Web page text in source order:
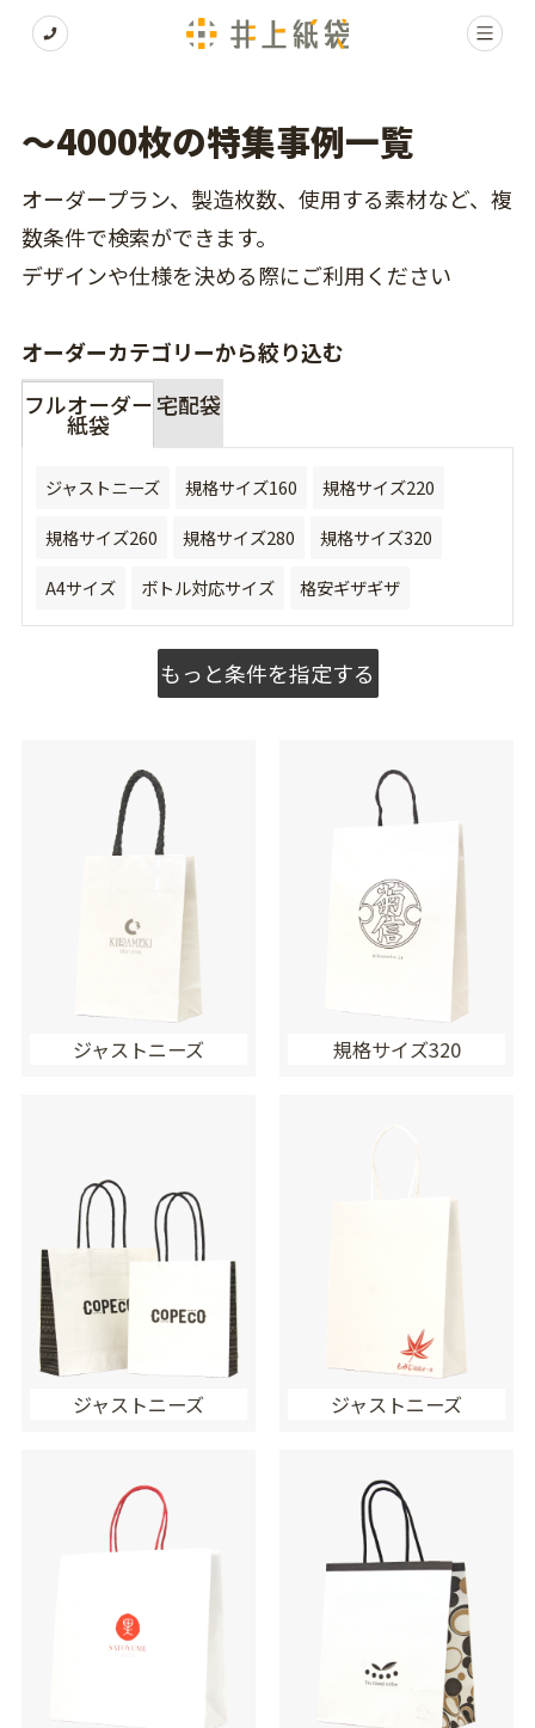
〜4000枚の特集事例一覧
オーダープラン、製造枚数、使用する素材など、複
数条件で検索ができます。
デザインや仕様を決める際にご利用ください
オーダーカテゴリーから絞り込む
フルオーダー
紙袋
宅配袋
ジャストニーズ 規格サイズ160
規格サイズ220
規格サイズ260
規格サイズ280
規格サイズ320
A4サイズ
ボトル対応サイズ 格安ギザギザ
もっと条件を指定する
ジャストニーズ 規格サイズ320
ジャストニーズ ジャストニーズ